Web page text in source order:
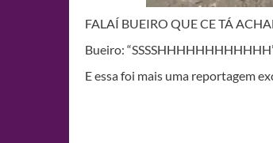
FALAÍ BUEIRO QUE CE TÁ
Bueiro:
E essa foi mais uma reportagem